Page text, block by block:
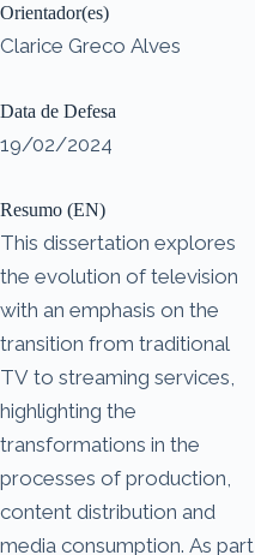
Orientador(es)
Clarice Greco Alves
Data de Defesa
19/02/2024
Resumo (EN)
This dissertation explores
the evolution of television
with an emphasis on the
transition from traditional
TV to streaming services,
highlighting the
transformations in the
processes of production,
content distribution and
media consumption. As part